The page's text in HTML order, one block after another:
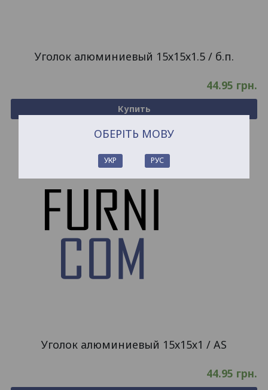
Уголок алюминиевый 15х15х1.5 / б.п.
44.95 грн.
Купить
Уголок алюминиевый 15х15х1 / AS
44.95 грн.
ОБЕРІТЬ МОВУ
УКР РУС